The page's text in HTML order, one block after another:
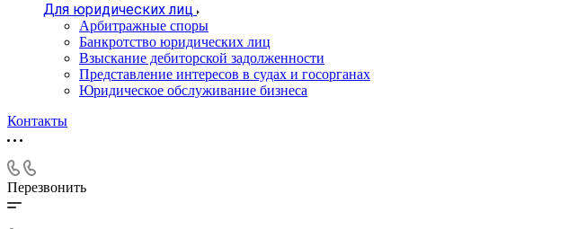
Для юридических лиц
Арбитражные споры
Банкротство юридических лиц
Взыскание дебиторской задолженности
Представление интересов в судах и госорганах
Юридическое обслуживание бизнеса
Контакты
Перезвонить